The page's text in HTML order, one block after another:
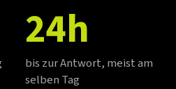
24h
bis zur Antwort, meist am
selben Tag